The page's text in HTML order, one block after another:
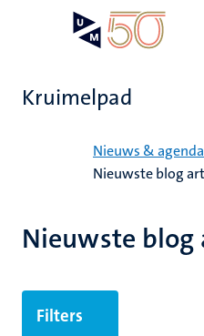
inhoud
Kruimelpad
Nieuws & agenda
Nieuwste blog
Nieuwste blog
Filters